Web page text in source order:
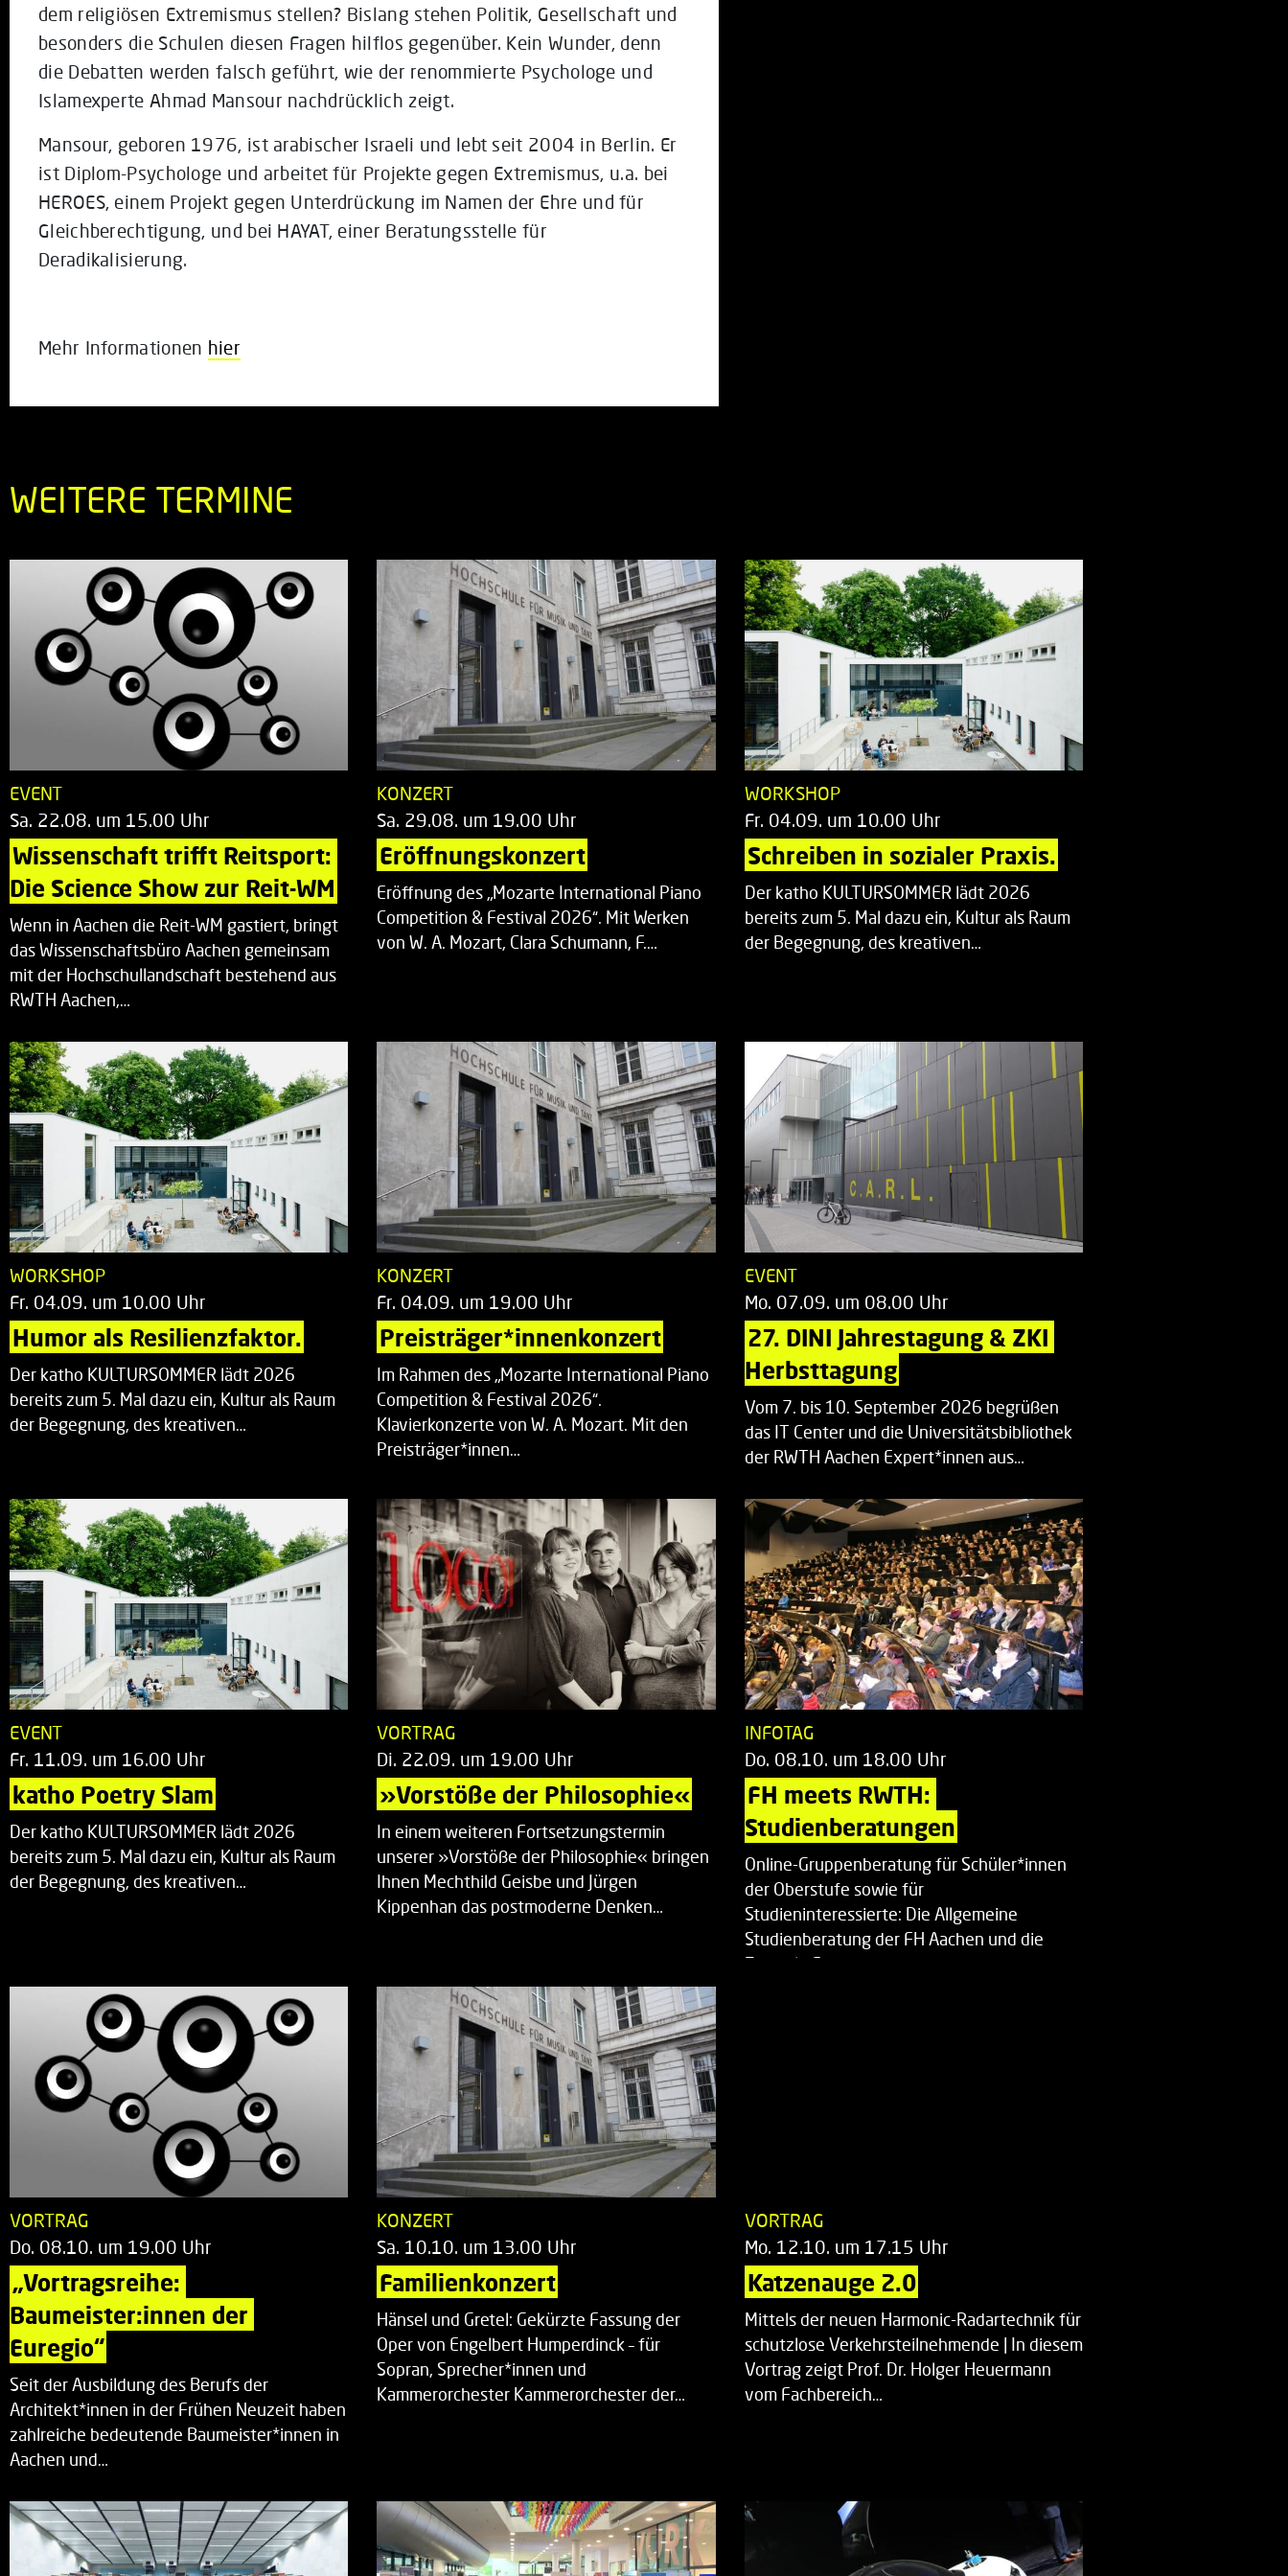
dem religiösen Extremismus stellen? Bislang stehen Politik, Gesellschaft und
besonders die Schulen diesen Fragen hilflos gegenüber. Kein Wunder, denn
die Debatten werden falsch geführt, wie der renommierte Psychologe und
Islamexperte Ahmad Mansour nachdrücklich zeigt.
Mansour, geboren 1976, ist arabischer Israeli und lebt seit 2004 in Berlin. Er
ist Diplom-Psychologe und arbeitet für Projekte gegen Extremismus, u.a. bei
HEROES, einem Projekt gegen Unterdrückung im Namen der Ehre und für
Gleichberechtigung, und bei HAYAT, einer Beratungsstelle für
Deradikalisierung.
Mehr Informationen hier
WEITERE TERMINE
EVENT
Sa. 22.08. um 15.00 Uhr
Wissenschaft trifft Reitsport:
Die Science Show zur Reit-WM
Wenn in Aachen die Reit-WM gastiert, bringt
das Wissenschaftsbüro Aachen gemeinsam
mit der Hochschullandschaft bestehend aus
RWTH Aachen,…
KONZERT
Sa. 29.08. um 19.00 Uhr
Eröffnungskonzert
Eröffnung des „Mozarte International Piano
Competition & Festival 2026“. Mit Werken
von W. A. Mozart, Clara Schumann, F.…
WORKSHOP
Fr. 04.09. um 10.00 Uhr
Schreiben in sozialer Praxis.
Der katho KULTURSOMMER lädt 2026
bereits zum 5. Mal dazu ein, Kultur als Raum
der Begegnung, des kreativen…
WORKSHOP
Fr. 04.09. um 10.00 Uhr
Humor als Resilienzfaktor.
Der katho KULTURSOMMER lädt 2026
bereits zum 5. Mal dazu ein, Kultur als Raum
der Begegnung, des kreativen…
KONZERT
Fr. 04.09. um 19.00 Uhr
Preisträger*innenkonzert
Im Rahmen des „Mozarte International Piano
Competition & Festival 2026“.
Klavierkonzerte von W. A. Mozart. Mit den
Preisträger*innen…
EVENT
Mo. 07.09. um 08.00 Uhr
27. DINI Jahrestagung & ZKI
Herbsttagung
Vom 7. bis 10. September 2026 begrüßen
das IT Center und die Universitätsbibliothek
der RWTH Aachen Expert*innen aus…
EVENT
Fr. 11.09. um 16.00 Uhr
katho Poetry Slam
Der katho KULTURSOMMER lädt 2026
bereits zum 5. Mal dazu ein, Kultur als Raum
der Begegnung, des kreativen…
VORTRAG
Di. 22.09. um 19.00 Uhr
»Vorstöße der Philosophie«
In einem weiteren Fortsetzungstermin
unserer »Vorstöße der Philosophie« bringen
Ihnen Mechthild Geisbe und Jürgen
Kippenhan das postmoderne Denken…
INFOTAG
Do. 08.10. um 18.00 Uhr
FH meets RWTH:
Studienberatungen
Online-Gruppenberatung für Schüler*innen
der Oberstufe sowie für
Studieninteressierte: Die Allgemeine
Studienberatung der FH Aachen und die
Zentrale Studienberatung…
VORTRAG
Do. 08.10. um 19.00 Uhr
„Vortragsreihe:
Baumeister:innen der
Euregio“
Seit der Ausbildung des Berufs der
Architekt*innen in der Frühen Neuzeit haben
zahlreiche bedeutende Baumeister*innen in
Aachen und…
KONZERT
Sa. 10.10. um 13.00 Uhr
Familienkonzert
Hänsel und Gretel: Gekürzte Fassung der
Oper von Engelbert Humperdinck – für
Sopran, Sprecher*innen und
Kammerorchester Kammerorchester der…
VORTRAG
Mo. 12.10. um 17.15 Uhr
Katzenauge 2.0
Mittels der neuen Harmonic-Radartechnik für
schutzlose Verkehrsteilnehmende | In diesem
Vortrag zeigt Prof. Dr. Holger Heuermann
vom Fachbereich…